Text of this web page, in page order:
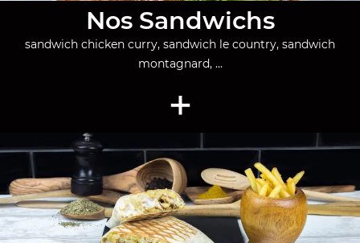
Nos Sandwichs
sandwich chicken curry, sandwich le country, sandwich
montagnard, ...
+